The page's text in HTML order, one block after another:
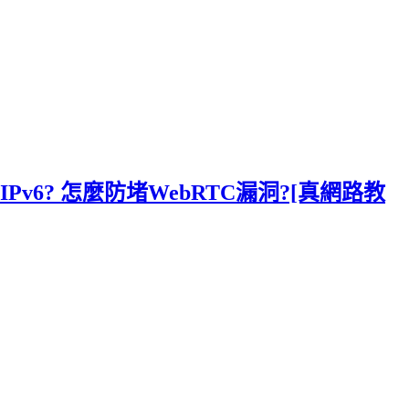
怎麼防堵WebRTC漏洞?[真網路教